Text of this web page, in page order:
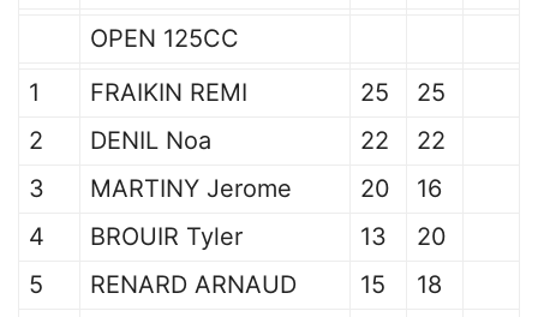
OPEN 125CC
1
FRAIKIN REMI 25
25
2
DENIL Noa 22
22
3
MARTINY Jerome 20
16
4
BROUIR Tyler 13
20
5
RENARD ARNAUD 15
18